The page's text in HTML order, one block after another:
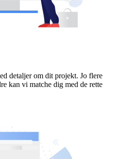
detaljer om dit projekt. Jo flere
kan vi matche dig med de rette